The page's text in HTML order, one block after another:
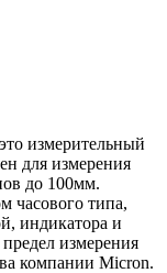
измерительный
для измерения
до 100мм.
часового типа,
индикатора и
измерения
компании Micron.